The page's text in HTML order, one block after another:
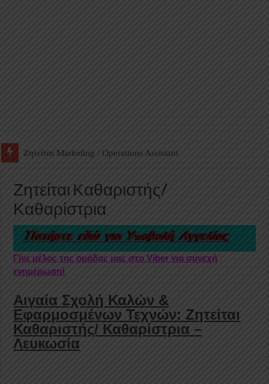
Ζητείται Βοηθός Αποθήκης σε Φαρμακείο
Ζητείται Καθαριστής/
Καθαρίστρια
Γίνε μέλος της ομάδας μας στο Viber για συνεχή
ενημέρωση!
Αιγαία Σχολή Καλών &
Εφαρμοσμένων Τεχνών: Ζητείται
Καθαριστής/ Καθαρίστρια –
Λευκωσία